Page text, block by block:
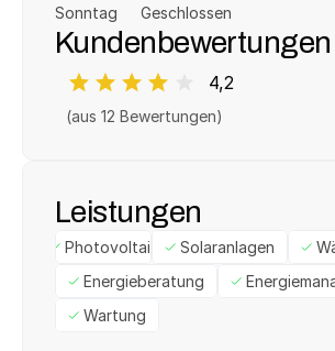
Sonntag
Geschlossen
Kundenbewertungen
4,2
(aus 12 Bewertungen)
Leistungen
Photovoltaik Solaranlagen
Energieberatung
Wartung